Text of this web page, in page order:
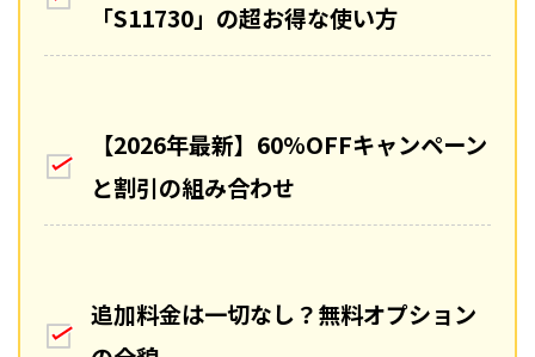
「S11730」の超お得な使い方
【2026年最新】60%OFFキャンペーン
と割引の組み合わせ
追加料金は一切なし？無料オプション